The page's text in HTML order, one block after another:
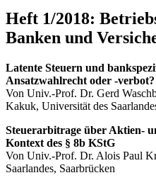
Heft 1/2018:
Banken und
Latente Steuern und
Ansatzwahlrecht oder -verbot?
Von Univ.-Prof. Dr. Gerd
Kakuk, Universität des
Steuerarbitrage über Aktien-
Kontext des § 8b KStG
Von Univ.-Prof. Dr. Alois Paul
Saarlandes, Saarbrücken